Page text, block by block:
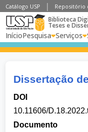
Catálogo USP Repositório
Biblioteca
Teses e
InícioPesquisa Serviços
Dissertação
DOI
10.11606/
Documento